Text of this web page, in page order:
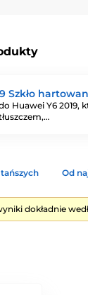
Szkło
Huawei Y6
Od
dokładnie